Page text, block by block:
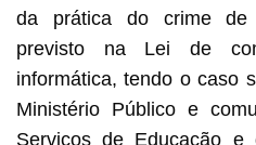
da prática do crime de
previsto na Lei de
informática, tendo o caso
Ministério Público e
Serviços de Educação e